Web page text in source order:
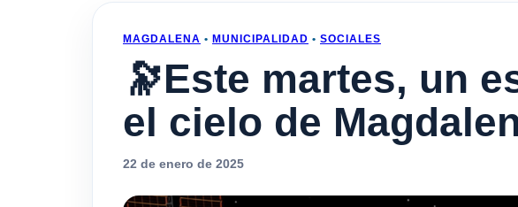
MAGDALENA • MUNICIPALIDAD • SOCIALES
🔭Este martes, un
el cielo de
22 de enero de 2025